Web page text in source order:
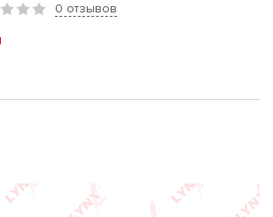
0 отзывов